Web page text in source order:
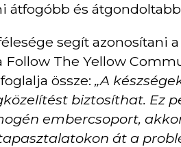
átfogóbb és
segít azonosítani
Follow The Yellow
össze: „A
biztosíthat. Ez
embercsoport,
át a